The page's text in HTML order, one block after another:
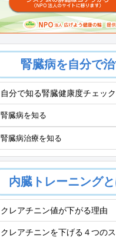
腎臓病を自分で
自分で知る腎臓健康度チェック
腎臓病を知る
腎臓病治療を知る
内臓トレーニングと
クレアチニン値が下がる理由
クレアチニンを下げる４つの